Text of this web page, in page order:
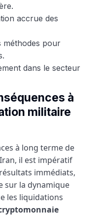
accrue des
méthodes pour
dans le secteur
à
militaire
à long terme de
il est impératif
immédiats,
sur la dynamique
les liquidations